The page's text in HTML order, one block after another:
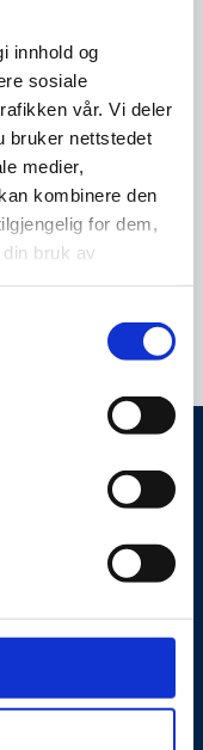
innhold og
sosiale
vår. Vi deler
bruker nettstedet
medier,
kombinere den
for dem,
bruk av
om du uten
innholdet på
erstattes ved å
fra kostnaden
Vil du
for deg? I dag,